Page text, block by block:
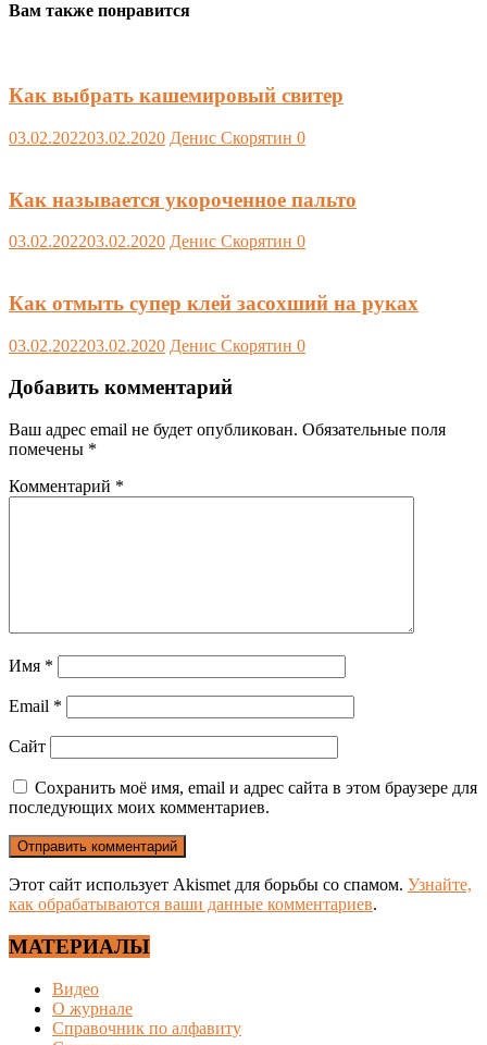
Вам также понравится
Как выбрать кашемировый свитер
03.02.202203.02.2020 Денис Скорятин 0
Как называется укороченное пальто
03.02.202203.02.2020 Денис Скорятин 0
Как отмыть супер клей засохший на руках
03.02.202203.02.2020 Денис Скорятин 0
Добавить комментарий
Ваш адрес email не будет опубликован. Обязательные поля
помечены *
Комментарий *
Имя *
Email *
Сайт
Сохранить моё имя, email и адрес сайта в этом браузере для
последующих моих комментариев.
Этот сайт использует Akismet для борьбы со спамом. Узнайте,
как обрабатываются ваши данные комментариев.
МАТЕРИАЛЫ
Видео
О журнале
Справочник по алфавиту